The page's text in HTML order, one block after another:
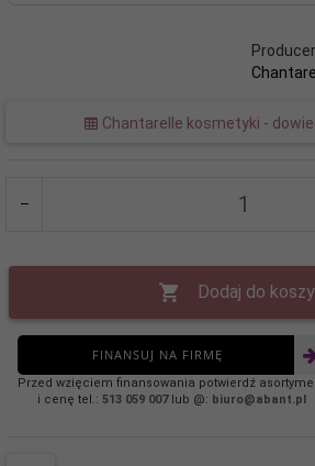
Chantarelle kosmetyki -
Dodaj do
FINANSUJ NA FIRMĘ
Przed wzięciem finansowania potwierdź
i cenę tel.: 513 059 007lub @: biuro@abant.pl